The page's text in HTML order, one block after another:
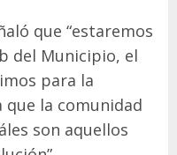
que “estaremos
del Municipio, el
para la
la comunidad
son aquellos